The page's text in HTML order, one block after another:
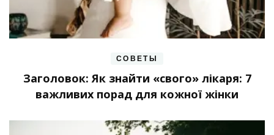
СОВЕТЫ
Заголовок: Як знайти «свого» лікаря: 7
важливих порад для кожної жінки